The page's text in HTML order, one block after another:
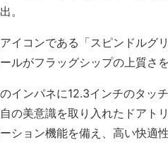
。
イコンである「スピンドルグ
ルがフラッグシップの上質さ
インパネに12.3インチのタッ
の美意識を取り入れたドアト
ション機能を備え、高い快適性